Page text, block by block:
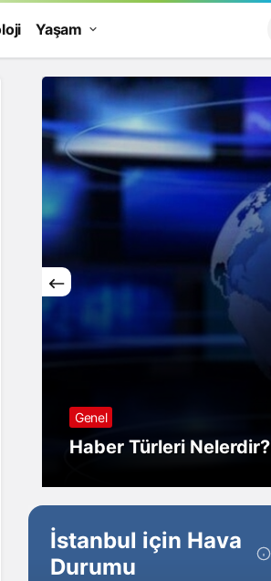
Yaşam
Genel
Haber Türleri Nelerdir?
İstanbul için Hava
Durumu